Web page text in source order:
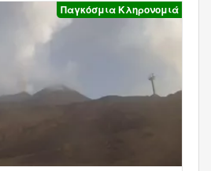
Παγκόσμια Κληρονομιά